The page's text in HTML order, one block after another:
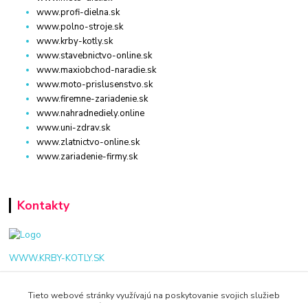
www.profi-dielna.sk
www.polno-stroje.sk
www.krby-kotly.sk
www.stavebnictvo-online.sk
www.maxiobchod-naradie.sk
www.moto-prislusenstvo.sk
www.firemne-zariadenie.sk
www.nahradnediely.online
www.uni-zdrav.sk
www.zlatnictvo-online.sk
www.zariadenie-firmy.sk
Kontakty
WWW.KRBY-KOTLY.SK
Tieto webové stránky využívajú na poskytovanie svojich služieb